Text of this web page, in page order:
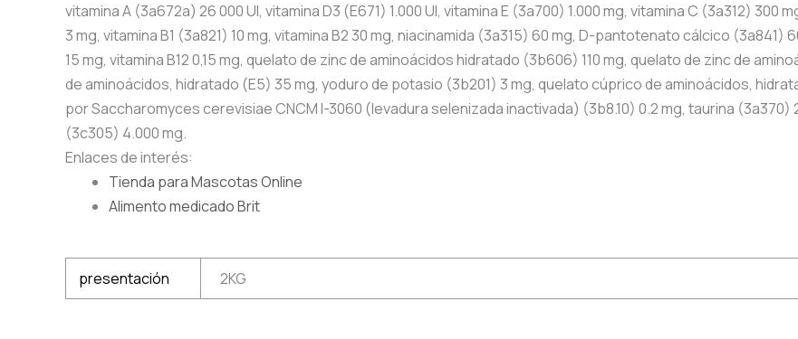
vitamina A (3a672a) 26 000 UI, vitamina D3 (E671) 1.000 UI, vitamina E (3a700) 1.000 mg, vitamina C (3a312)
3 mg, vitamina B1 (3a821) 10 mg, vitamina B2 30 mg, niacinamida (3a315) 60 mg, D-pantotenato cálcico (3a841)
15 mg, vitamina B12 0,15 mg, quelato de zinc de aminoácidos hidratado (3b606) 110 mg, quelato de zinc de
de aminoácidos, hidratado (E5) 35 mg, yoduro de potasio (3b201) 3 mg, quelato cúprico de aminoácidos,
por Saccharomyces cerevisiae CNCM I-3060 (levadura selenizada inactivada) (3b8.10) 0.2 mg, taurina (3a370)
(3c305) 4.000 mg.
Enlaces de interés:
Tienda para Mascotas Online
Alimento medicado Brit
presentación 2KG